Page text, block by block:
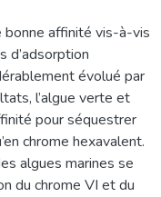
bonne affinité vis-à-vis
d’adsorption
évolué par
l’algue verte et
pour séquestrer
chrome hexavalent.
algues marines se
du chrome VI et du